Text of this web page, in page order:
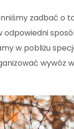
zadbać o
odpowiedni
w pobliżu
wywóz